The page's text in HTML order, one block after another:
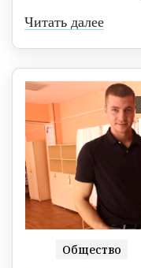
Читать далее
Общество